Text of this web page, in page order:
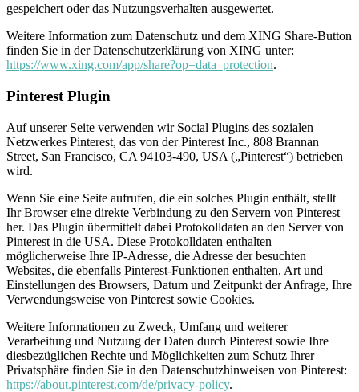
gespeichert oder das Nutzungsverhalten ausgewertet.
Weitere Information zum Datenschutz und dem XING Share-Button
finden Sie in der Datenschutzerklärung von XING unter:
https://www.xing.com/app/share?op=data_protection.
Pinterest Plugin
Auf unserer Seite verwenden wir Social Plugins des sozialen
Netzwerkes Pinterest, das von der Pinterest Inc., 808 Brannan
Street, San Francisco, CA 94103-490, USA („Pinterest“) betrieben
wird.
Wenn Sie eine Seite aufrufen, die ein solches Plugin enthält, stellt
Ihr Browser eine direkte Verbindung zu den Servern von Pinterest
her. Das Plugin übermittelt dabei Protokolldaten an den Server von
Pinterest in die USA. Diese Protokolldaten enthalten
möglicherweise Ihre IP-Adresse, die Adresse der besuchten
Websites, die ebenfalls Pinterest-Funktionen enthalten, Art und
Einstellungen des Browsers, Datum und Zeitpunkt der Anfrage, Ihre
Verwendungsweise von Pinterest sowie Cookies.
Weitere Informationen zu Zweck, Umfang und weiterer
Verarbeitung und Nutzung der Daten durch Pinterest sowie Ihre
diesbezüglichen Rechte und Möglichkeiten zum Schutz Ihrer
Privatsphäre finden Sie in den Datenschutzhinweisen von Pinterest:
https://about.pinterest.com/de/privacy-policy.